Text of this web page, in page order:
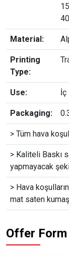
Material:
Printing
Type:
Use: İç
Packaging:
> Tüm hava
> Kaliteli Baskı
yapmayacak
> Hava
mat saten
Offer Form